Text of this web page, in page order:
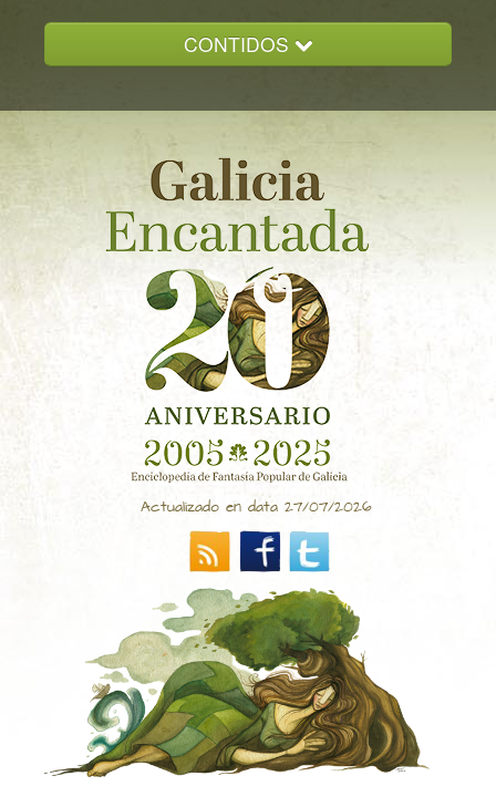
CONTIDOS
GALICIA ENCANTADA
DOCUMENTACION
NOVAS
CONTACTO
Actualizado en data 27/07/2026